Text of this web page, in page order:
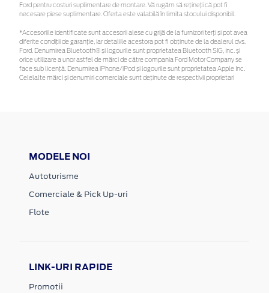
Ford pentru costuri suplimentare de montare. Vă rugăm să rețineți că pot fi
necesare piese suplimentare. Oferta este valabilă în limita stocului disponibil.
*Accesoriile identificate sunt accesorii alese cu grijă de la furnizori terți și pot avea
diferite condiții de garanție, iar detaliile acestora pot fi obținute de la dealerul dvs.
Ford. Denumirea Bluetooth® și logourile sunt proprietatea Bluetooth SIG, Inc. și
orice utilizare a unor astfel de mărci de către compania Ford Motor Company se
face sub licență. Denumirea iPhone/iPod și logourile sunt proprietatea Apple Inc.
Celelalte mărci și denumiri comerciale sunt deținute de respectivii proprietari
MODELE NOI
Autoturisme
Comerciale & Pick Up-uri
Flote
LINK-URI RAPIDE
Promotii